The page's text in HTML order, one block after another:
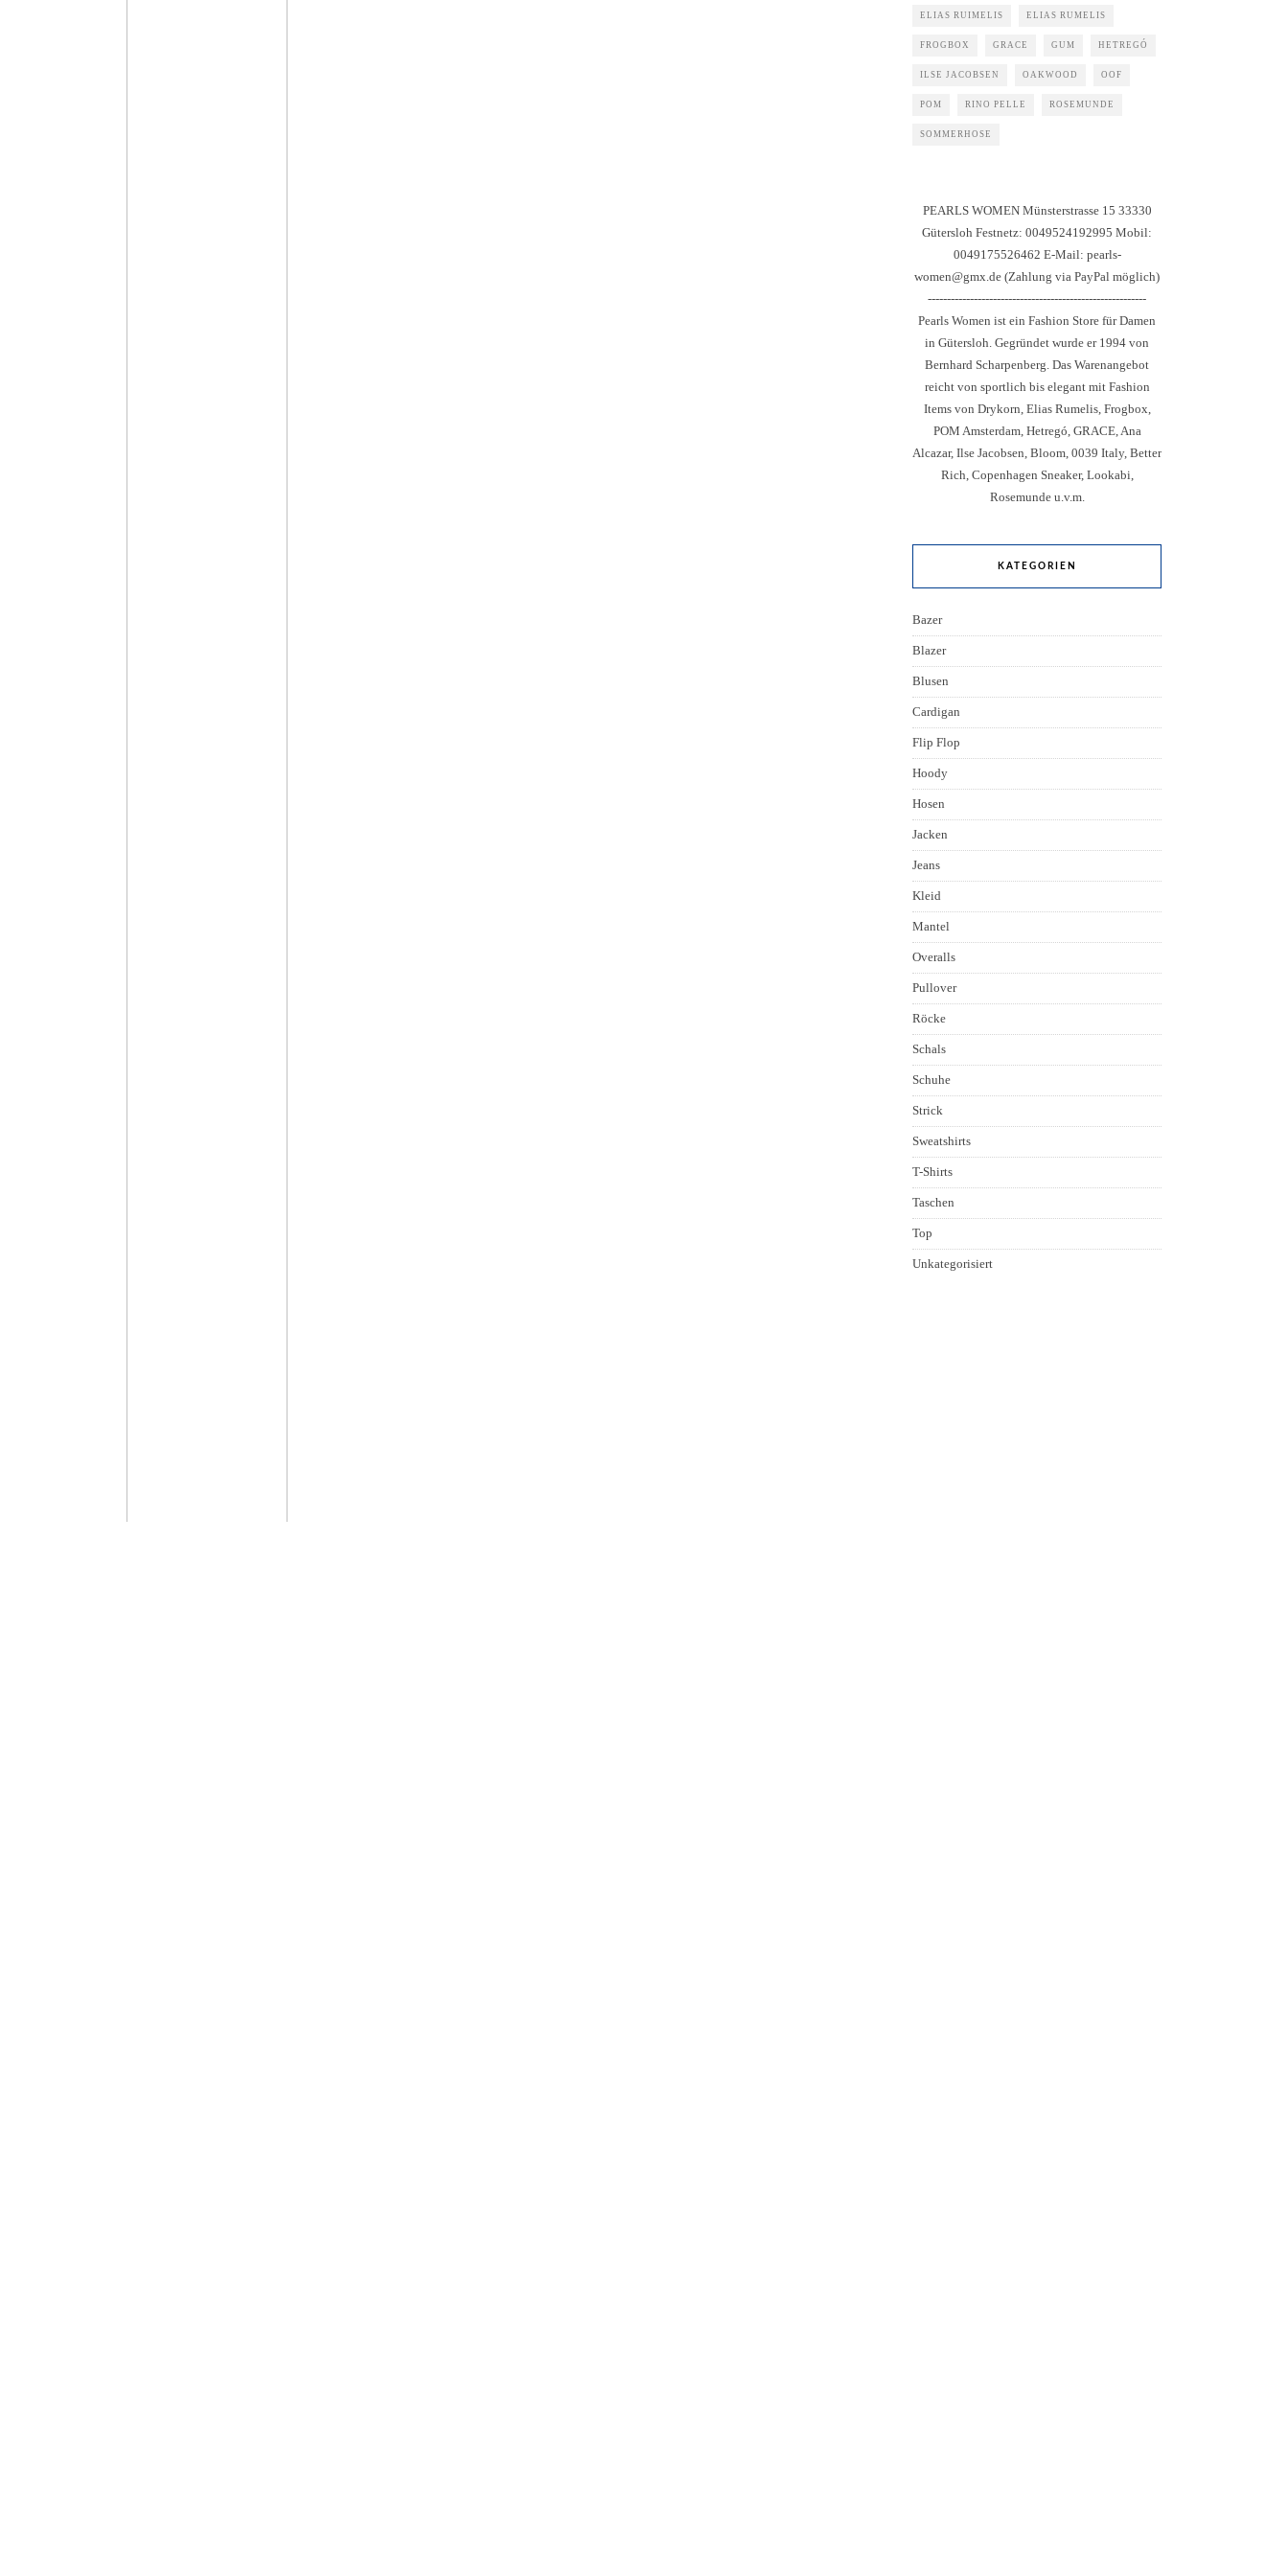
ELIAS RUIMELIS ELIAS RUMELIS
FROGBOX GRACE GUM HETREGÓ
ILSE JACOBSEN OAKWOOD OOF
POM RINO PELLE ROSEMUNDE
SOMMERHOSE
PEARLS WOMEN Münsterstrasse 15 33330
Gütersloh Festnetz: 0049524192995 Mobil:
0049175526462 E-Mail: pearls-
women@gmx.de (Zahlung via PayPal möglich)
---------------------------------------------------------
Pearls Women ist ein Fashion Store für Damen
in Gütersloh. Gegründet wurde er 1994 von
Bernhard Scharpenberg. Das Warenangebot
reicht von sportlich bis elegant mit Fashion
Items von Drykorn, Elias Rumelis, Frogbox,
POM Amsterdam, Hetregó, GRACE, Ana
Alcazar, Ilse Jacobsen, Bloom, 0039 Italy, Better
Rich, Copenhagen Sneaker, Lookabi,
Rosemunde u.v.m.
KATEGORIEN
Bazer
Blazer
Blusen
Cardigan
Flip Flop
Hoody
Hosen
Jacken
Jeans
Kleid
Mantel
Overalls
Pullover
Röcke
Schals
Schuhe
Strick
Sweatshirts
T-Shirts
Taschen
Top
Unkategorisiert